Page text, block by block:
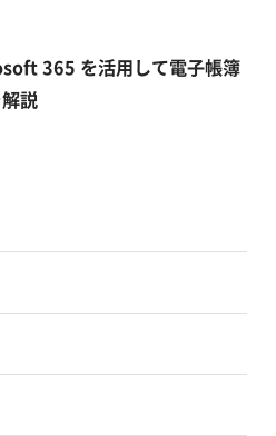
365 を活用して電子帳簿
説​